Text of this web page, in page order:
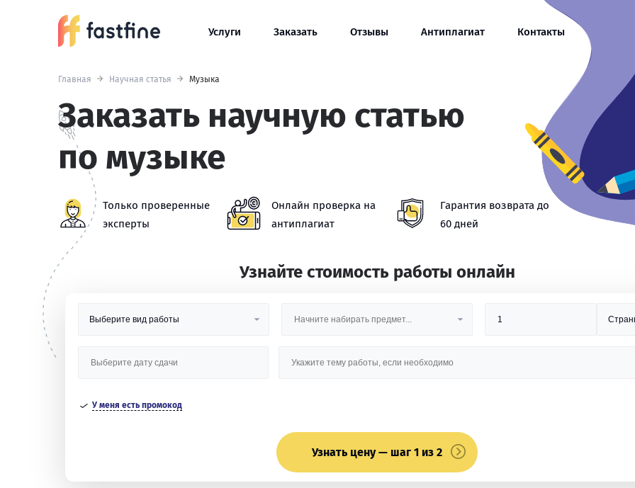
Услуги Заказать Отзывы Антиплагиат Контакты
Главная Научная статья Музыка
Заказать научную статью
по музыке
Только проверенные
эксперты
Онлайн проверка на
антиплагиат
Гарантия возврата до
60 дней
Узнайте стоимость работы онлайн
У меня есть промокод
Узнать цену — шаг 1 из 2